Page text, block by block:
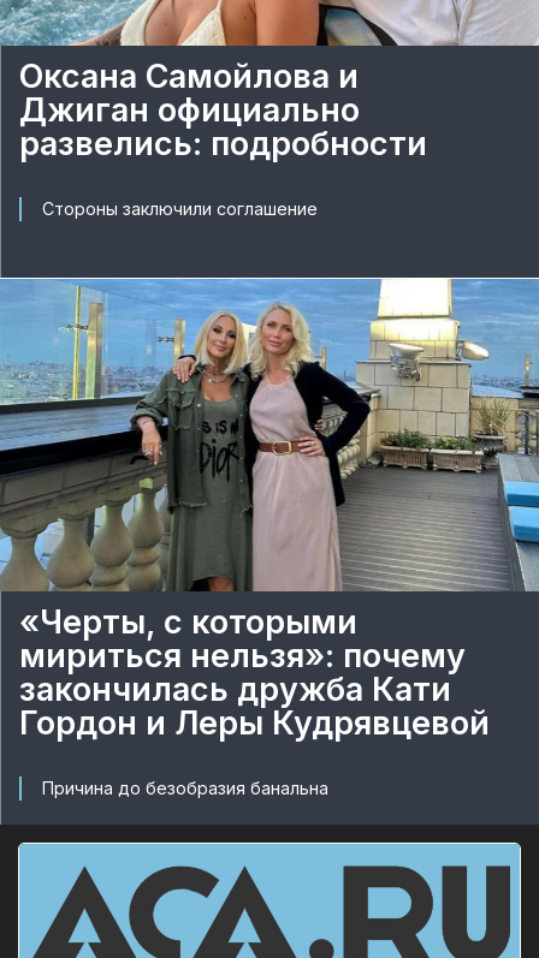
Оксана Самойлова и
Джиган официально
развелись: подробности
Стороны заключили соглашение
«Черты, с которыми
мириться нельзя»: почему
закончилась дружба Кати
Гордон и Леры Кудрявцевой
Причина до безобразия банальна